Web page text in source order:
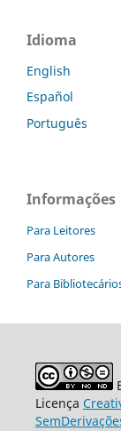
Idioma
English
Español
Português
Informações
Para Leitores
Para Autores
Para
Licença